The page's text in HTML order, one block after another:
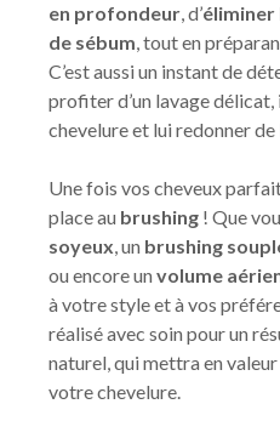
en profondeur, d’éliminer
de sébum, tout en
C’est aussi un instant de
profiter d’un lavage
chevelure et lui redonner
Une fois vos cheveux
place au brushing ! Que
soyeux, un brushing
ou encore un volume
à votre style et à vos
réalisé avec soin pour un
naturel, qui mettra en
votre chevelure.